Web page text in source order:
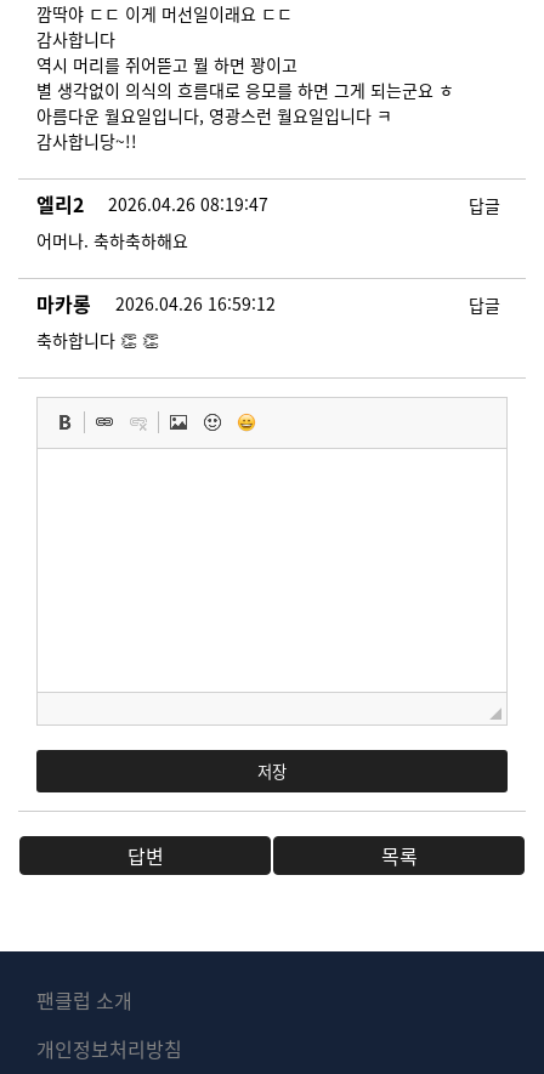
깜딱야 ㄷㄷ 이게 머선일이래요 ㄷㄷ
감사합니다
역시 머리를 쥐어뜯고 뭘 하면 꽝이고
별 생각없이 의식의 흐름대로 응모를 하면 그게 되는군요 ㅎ
아름다운 월요일입니다, 영광스런 월요일입니다 ㅋ
감사합니당~!!
엘리2 2026.04.26 08:19:47
답글
어머나. 축하축하해요
마카롱 2026.04.26 16:59:12
답글
축하합니다 👏 👏
저장
답변 목록
팬클럽 소개
개인정보처리방침